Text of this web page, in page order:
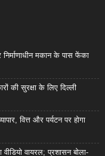
मकान के पास फेंका
की सुरक्षा के लिए दिल्ली
वित्त और पर्यटन पर होगा
वायरल; प्रशासन बोला-